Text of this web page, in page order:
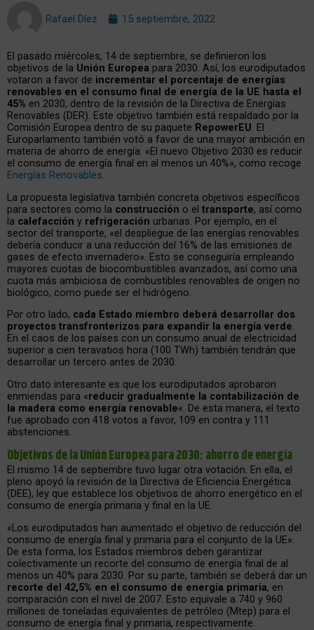
Rafael Díez 15 septiembre, 2022
El pasado miércoles, 14 de septiembre, se definieron los
objetivos de la Unión Europea para 2030. Así, los eurodiputados
votaron a favor de incrementar el porcentaje de energías
renovables en el consumo final de energía de la UE hasta el
45% en 2030, dentro de la revisión de la Directiva de Energías
Renovables (DER). Este objetivo también está respaldado por la
Comisión Europea dentro de su paquete RepowerEU. El
Europarlamento también votó a favor de una mayor ambición en
materia de ahorro de energía. «El nuevo Objetivo 2030 es reducir
el consumo de energía final en al menos un 40%», como recoge
Energías Renovables.
La propuesta legislativa también concreta objetivos específicos
para sectores como la construcción o el transporte, así como
la calefacción y refrigeración urbanas. Por ejemplo, en el
sector del transporte, «el despliegue de las energías renovables
debería conducir a una reducción del 16% de las emisiones de
gases de efecto invernadero». Esto se conseguiría empleando
mayores cuotas de biocombustibles avanzados, así como una
cuota más ambiciosa de combustibles renovables de origen no
biológico, como puede ser el hidrógeno.
Por otro lado, cada Estado miembro deberá desarrollar dos
proyectos transfronterizos para expandir la energía verde.
En el caos de los países con un consumo anual de electricidad
superior a cien teravatios hora (100 TWh) también tendrán que
desarrollar un tercero antes de 2030.
Otro dato interesante es que los eurodiputados aprobaron
enmiendas para «reducir gradualmente la contabilización de
la madera como energía renovable«. De esta manera, el texto
fue aprobado con 418 votos a favor, 109 en contra y 111
abstenciones.
Objetivos de la Unión Europea para 2030: ahorro de energía
El mismo 14 de septiembre tuvo lugar otra votación. En ella, el
pleno apoyó la revisión de la Directiva de Eficiencia Energética
(DEE), ley que establece los objetivos de ahorro energético en el
consumo de energía primaria y final en la UE.
«Los eurodiputados han aumentado el objetivo de reducción del
consumo de energía final y primaria para el conjunto de la UE».
De esta forma, los Estados miembros deben garantizar
colectivamente un recorte del consumo de energía final de al
menos un 40% para 2030. Por su parte, también se deberá dar un
recorte del 42,5% en el consumo de energía primaria, en
comparación con el nivel de 2007. Esto equivale a 740 y 960
millones de toneladas equivalentes de petróleo (Mtep) para el
consumo de energía final y primaria, respectivamente.